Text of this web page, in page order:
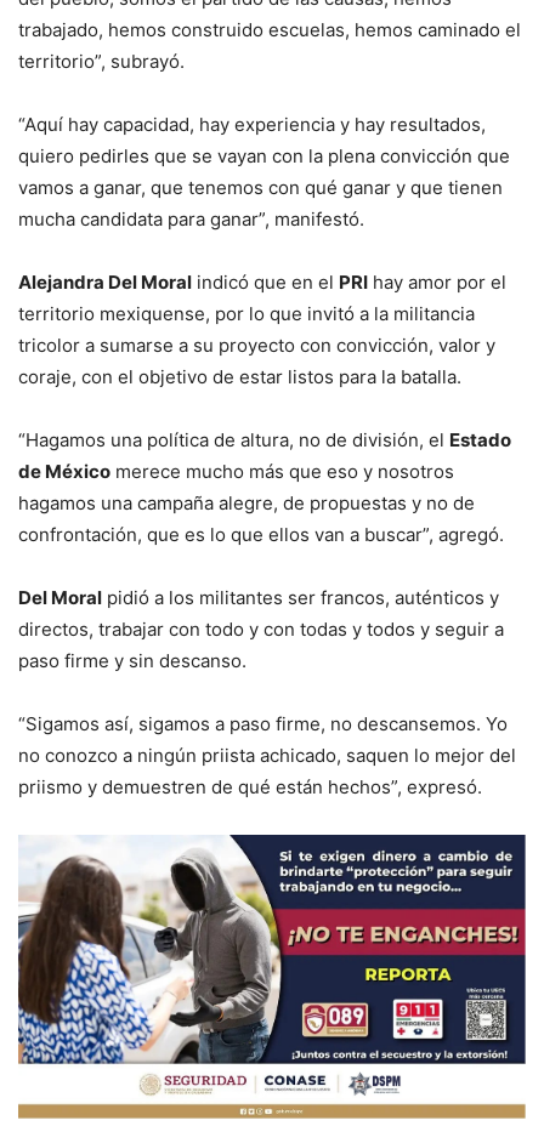
trabajado, hemos construido escuelas, hemos caminado el
territorio”, subrayó.
“Aquí hay capacidad, hay experiencia y hay resultados,
quiero pedirles que se vayan con la plena convicción que
vamos a ganar, que tenemos con qué ganar y que tienen
mucha candidata para ganar”, manifestó.
Alejandra Del Moral indicó que en el PRI hay amor por el
territorio mexiquense, por lo que invitó a la militancia
tricolor a sumarse a su proyecto con convicción, valor y
coraje, con el objetivo de estar listos para la batalla.
“Hagamos una política de altura, no de división, el Estado
de México merece mucho más que eso y nosotros
hagamos una campaña alegre, de propuestas y no de
confrontación, que es lo que ellos van a buscar”, agregó.
Del Moral pidió a los militantes ser francos, auténticos y
directos, trabajar con todo y con todas y todos y seguir a
paso firme y sin descanso.
“Sigamos así, sigamos a paso firme, no descansemos. Yo
no conozco a ningún priista achicado, saquen lo mejor del
priismo y demuestren de qué están hechos”, expresó.